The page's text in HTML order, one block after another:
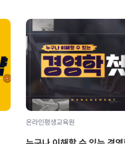
온라인평생교육원